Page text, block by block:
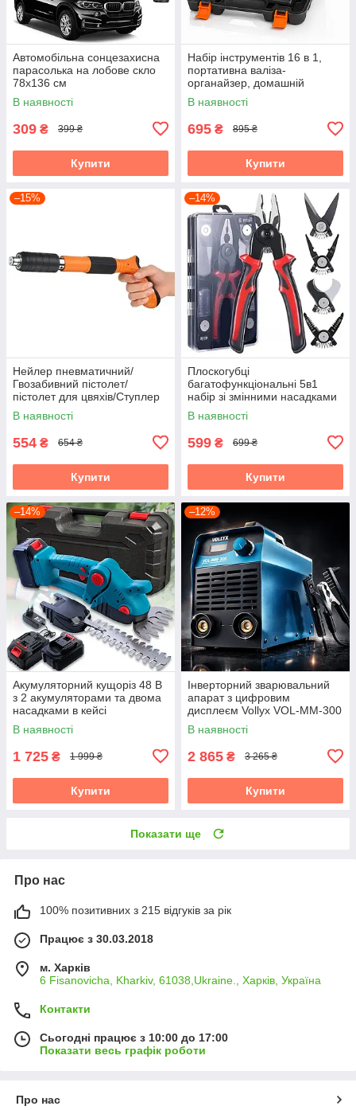
Автомобільна сонцезахисна
парасолька на лобове скло
78х136 см
В наявності
309 ₴ 399 ₴
Купити
Набір інструментів 16 в 1,
портативна валіза-
органайзер, домашній
ремонтний комплект із
молотком, викрутками
В наявності
695 ₴ 895 ₴
Купити
–15%
Нейлер пневматичний/
Гвозабивний пістолет/
пістолет для цвяхів/Ступлер
пневматичний
В наявності
554 ₴ 654 ₴
Купити
–14%
Плоскогубці
багатофункціональні 5в1
набір зі змінними насадками
кусачки бокоріз ножиці
стрипер
В наявності
599 ₴ 699 ₴
Купити
–14%
Акумуляторний кущоріз 48 В
з 2 акумуляторами та двома
насадками в кейсі
В наявності
1 725 ₴ 1 999 ₴
Купити
–12%
Інверторний зварювальний
апарат з цифровим
дисплеєм Vollyx VOL-MM-300
220V (20–300 А)
В наявності
2 865 ₴ 3 265 ₴
Купити
Показати ще
Про нас
100% позитивних з 215 відгуків за рік
Працює з 30.03.2018
м. Харків
6 Fisanovicha, Kharkiv, 61038,Ukraine., Харків, Україна
Контакти
Сьогодні працює з 10:00 до 17:00
Показати весь графік роботи
Про нас